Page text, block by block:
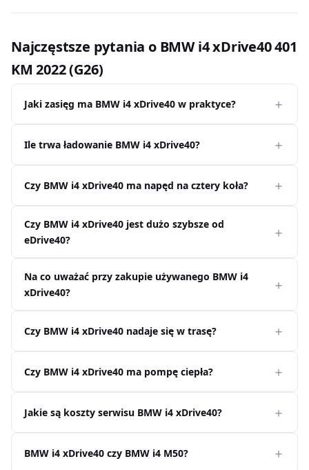
Najczęstsze pytania o BMW i4 xDrive40 401
KM 2022 (G26)
Jaki zasięg ma BMW i4 xDrive40 w praktyce?
Ile trwa ładowanie BMW i4 xDrive40?
Czy BMW i4 xDrive40 ma napęd na cztery koła?
Czy BMW i4 xDrive40 jest dużo szybsze od
eDrive40?
Na co uważać przy zakupie używanego BMW i4
xDrive40?
Czy BMW i4 xDrive40 nadaje się w trasę?
Czy BMW i4 xDrive40 ma pompę ciepła?
Jakie są koszty serwisu BMW i4 xDrive40?
BMW i4 xDrive40 czy BMW i4 M50?